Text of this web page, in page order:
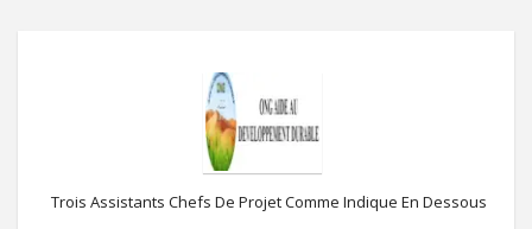
Trois Assistants Chefs De Projet Comme Indique En Dessous